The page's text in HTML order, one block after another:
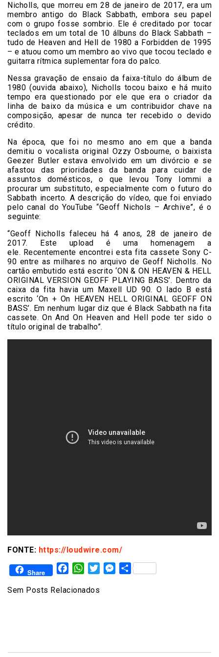
Nicholls, que morreu em 28 de janeiro de 2017, era um
membro antigo do Black Sabbath, embora seu papel
com o grupo fosse sombrio. Ele é creditado por tocar
teclados em um total de 10 álbuns do Black Sabbath –
tudo de Heaven and Hell de 1980 a Forbidden de 1995
– e atuou como um membro ao vivo que tocou teclado e
guitarra rítmica suplementar fora do palco.
Nessa gravação de ensaio da faixa-título do álbum de
1980 (ouvida abaixo), Nicholls tocou baixo e há muito
tempo era questionado por ele que era o criador da
linha de baixo da música e um contribuidor chave na
composição, apesar de nunca ter recebido o devido
crédito.
Na época, que foi no mesmo ano em que a banda
demitiu o vocalista original Ozzy Osbourne, o baixista
Geezer Butler estava envolvido em um divórcio e se
afastou das prioridades da banda para cuidar de
assuntos domésticos, o que levou Tony Iommi a
procurar um substituto, especialmente com o futuro do
Sabbath incerto. A descrição do vídeo, que foi enviado
pelo canal do YouTube “Geoff Nichols – Archive”, é o
seguinte:
“Geoff Nicholls faleceu há 4 anos, 28 de janeiro de
2017. Este upload é uma homenagem a
ele. Recentemente encontrei esta fita cassete Sony C-
90 entre as milhares no arquivo de Geoff Nicholls. No
cartão embutido está escrito ‘ON & ON HEAVEN & HELL
ORIGINAL VERSION GEOFF PLAYING BASS’. Dentro da
caixa da fita havia um Maxell UD 90. O lado B está
escrito ‘On + On HEAVEN HELL ORIGINAL GEOFF ON
BASS’. Em nenhum lugar diz que é Black Sabbath na fita
cassete. On And On Heaven and Hell pode ter sido o
título original de trabalho”.
FONTE: https://loudwire.com/
Share FacebookWhatsAppTwitterMessenger
Share
Sem Posts Relacionados